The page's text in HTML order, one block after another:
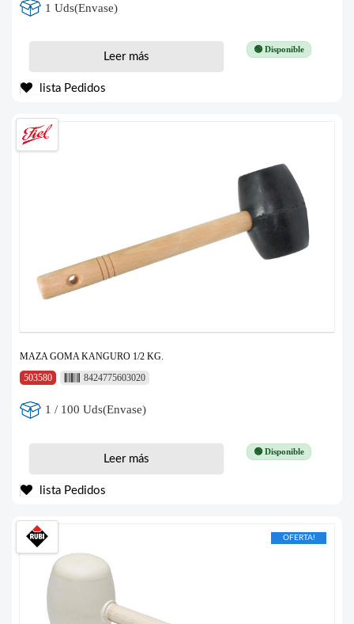
1 Uds(Envase)
🟢 Disponible
Leer más
lista Pedidos
MAZA GOMA KANGURO 1/2 KG.
503580
8424775603020
1 / 100 Uds(Envase)
🟢 Disponible
Leer más
lista Pedidos
OFERTA!